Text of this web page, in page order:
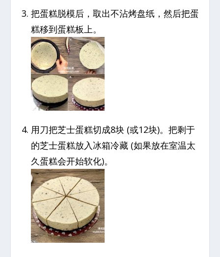
把蛋糕脱模后，取出不沾烤盘纸，然后把蛋
糕移到蛋糕板上。
用刀把芝士蛋糕切成8块 (或12块)。把剩于
的芝士蛋糕放入冰箱冷藏 (如果放在室温太
久蛋糕会开始软化)。